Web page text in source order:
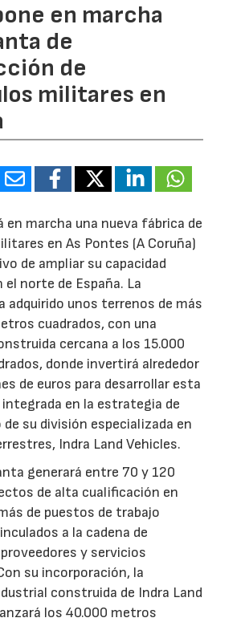
en marcha
de
de
militares en
en marcha una nueva fábrica de
en As Pontes (A Coruña)
de ampliar su capacidad
norte de España. La
adquirido unos terrenos de más
cuadrados, con una
cercana a los 15.000
donde invertirá alrededor
de euros para desarrollar esta
en la estrategia de
su división especializada en
Indra Land Vehicles.
generará entre 70 y 120
de alta cualificación en
de puestos de trabajo
a la cadena de
y servicios
su incorporación, la
construida de Indra Land
los 40.000 metros